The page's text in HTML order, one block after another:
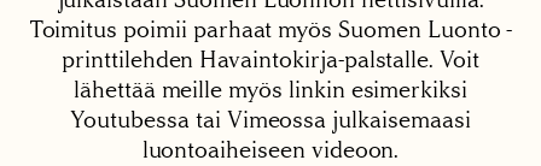
Toimitus poimii parhaat myös Suomen Luonto -
printtilehden Havaintokirja-palstalle. Voit
lähettää meille myös linkin esimerkiksi
Youtubessa tai Vimeossa julkaisemaasi
luontoaiheiseen videoon.